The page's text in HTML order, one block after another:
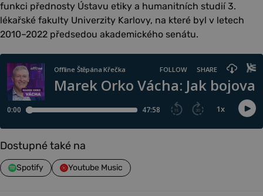
funkci přednosty Ústavu etiky a humanitních studií 3.
lékařské fakulty Univerzity Karlovy, na které byl v letech
2010–2022 předsedou akademického senátu.
Dostupné také na
Spotify Youtube Music